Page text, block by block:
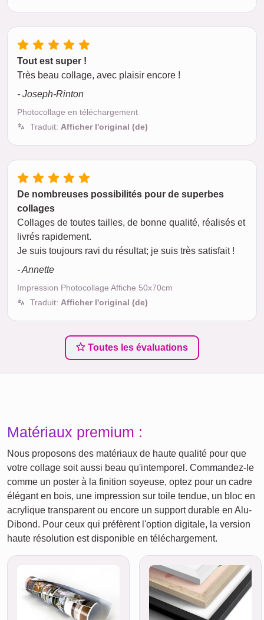
Tout est super !
Très beau collage, avec plaisir encore !
- Joseph-Rinton
Photocollage en téléchargement
Traduit: Afficher l'original (de)
De nombreuses possibilités pour de superbes
collages
Collages de toutes tailles, de bonne qualité, réalisés et
livrés rapidement.
Je suis toujours ravi du résultat; je suis très satisfait !
- Annette
Impression Photocollage Affiche 50x70cm
Traduit: Afficher l'original (de)
Toutes les évaluations
Matériaux premium :
Nous proposons des matériaux de haute qualité pour que
votre collage soit aussi beau qu'intemporel. Commandez-le
comme un poster à la finition soyeuse, optez pour un cadre
élégant en bois, une impression sur toile tendue, un bloc en
acrylique transparent ou encore un support durable en Alu-
Dibond. Pour ceux qui préfèrent l'option digitale, la version
haute résolution est disponible en téléchargement.